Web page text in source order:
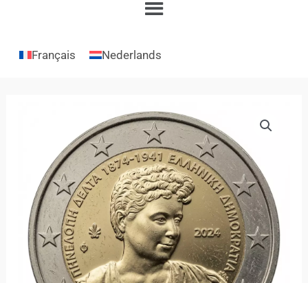
Français Nederlands